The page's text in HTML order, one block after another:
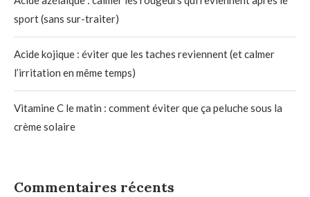
sport (sans sur-traiter)
Acide kojique : éviter que les taches reviennent (et calmer
l’irritation en même temps)
Vitamine C le matin : comment éviter que ça peluche sous la
crème solaire
Commentaires récents